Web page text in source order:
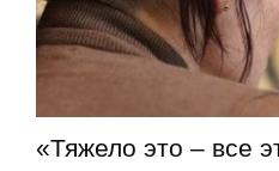
«Тяжело это – все